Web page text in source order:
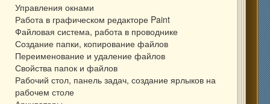
Управления окнами
Работа в графическом редакторе Paint
Файловая система, работа в проводнике
Создание папки, копирование файлов
Переименование и удаление файлов
Свойства папок и файлов
Рабочий стол, панель задач, создание ярлыков на
рабочем столе